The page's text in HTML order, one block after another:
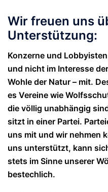
Wir freuen uns
Unterstützung:
Konzerne und
und nicht im Interesse
Wohle der Natur – mit.
es Vereine wie
die völlig unabhängig
sitzt in einer Partei.
uns mit und wir nehmen
uns unterstützt, kann
stets im Sinne unserer
bestechlich.